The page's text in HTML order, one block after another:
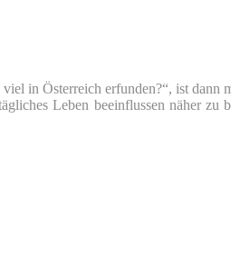
in Österreich erfunden?“, ist dann
Leben beeinflussen näher zu